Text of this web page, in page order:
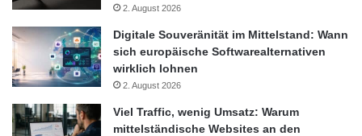
Status Quo der E-Commerce Logistik in Deutschland ganz
zufrieden ist. Same-Day-Delivery ist für die meisten Online-
Shopper reine Zukunftsmusik, und sie sind kaum bereit, für
einen derartigen Service Mehrkosten in Kauf zu nehmen.
Zudem erwarten sie eher Termintreue als eine 24-Stunden-
2. August 2026
Digitale Souveränität im Mittelstand: Wann
sich europäische Softwarealternativen
wirklich lohnen
2. August 2026
Viel Traffic, wenig Umsatz: Warum
mittelständische Websites an den